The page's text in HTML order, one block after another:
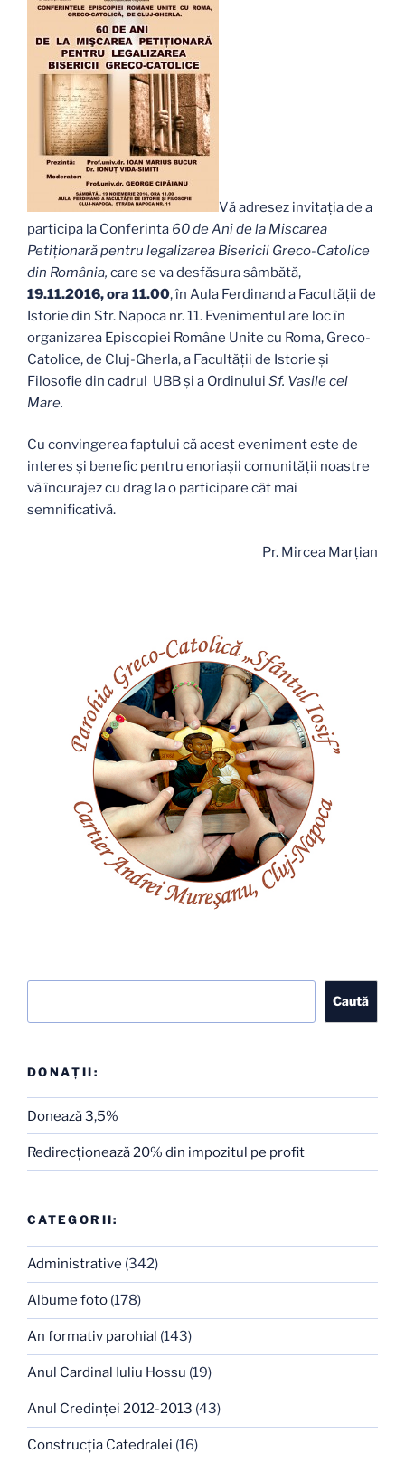
Vă adresez invitația de a
participa la Conferinta 60 de Ani de la Miscarea
Petiționară pentru legalizarea Bisericii Greco-Catolice
din România, care se va desfăsura sâmbătă,
19.11.2016, ora 11.00, în Aula Ferdinand a Facultății de
Istorie din Str. Napoca nr. 11. Evenimentul are loc în
organizarea Episcopiei Române Unite cu Roma, Greco-
Catolice, de Cluj-Gherla, a Facultății de Istorie și
Filosofie din cadrul UBB și a Ordinului Sf. Vasile cel
Mare.
Cu convingerea faptului că acest eveniment este de
interes și benefic pentru enoriașii comunității noastre
vă încurajez cu drag la o participare cât mai
semnificativă.
Pr. Mircea Marțian
Caută
DONAȚII:
Donează 3,5%
Redirecţionează 20% din impozitul pe profit
CATEGORII:
Administrative (342)
Albume foto (178)
An formativ parohial (143)
Anul Cardinal Iuliu Hossu (19)
Anul Credinţei 2012-2013 (43)
Construcţia Catedralei (16)